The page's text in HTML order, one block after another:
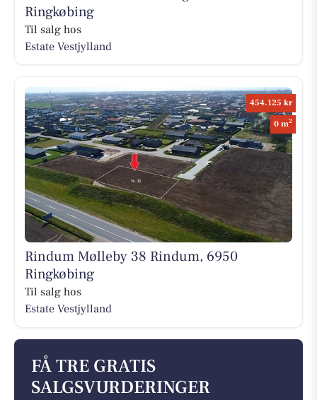
Ringkøbing
Til salg hos
Estate Vestjylland
454.125 kr
0 m2
Rindum Mølleby 38 Rindum, 6950
Ringkøbing
Til salg hos
Estate Vestjylland
FÅ TRE GRATIS
SALGSVURDERINGER